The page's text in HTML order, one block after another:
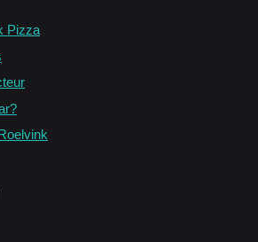
Pizza